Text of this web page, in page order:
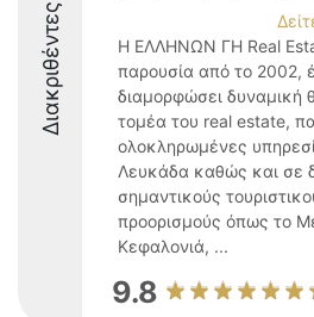
Διακριθέντες
Η ΕΛΛΗΝΩΝ ΓΗ Real
παρουσία από το 2002,
διαμορφώσει δυναμική
τομέα του real estate,
ολοκληρωμένες
Λευκάδα καθώς και σε
σημαντικούς
προορισμούς όπως το
Κεφαλονιά, ...
9.8